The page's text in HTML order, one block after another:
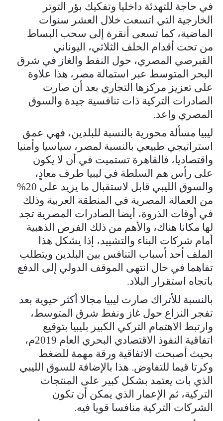
في حاجة للتهدئة داخليا وتفكيك بؤر التوتر
الخارجية التي اتسعت خلال العشر سنوات
الماضية، كما تسعى أنقرة إلى سحب البساط
من تحت أقدام الحلف الثلاثي، اليوناني
القبرصي المصري، حول النفط والغاز في شرق
البحر المتوسط عبر استمالة مصر، هذا علاوة
على تعزيز مركزها التجاري بعد أن صارت
الصادرات التركية ذات تنافسية جيدة والسوق
المصري واعد.
ليبيا مسألة محورية بالنسبة للبلدين، فهي عمق
استراتيجي طبيعي بالنسبة لمصر، سياسيا وأمنيا
واقتصاديا، فالقاهرة تستميت في أن لا يكون
على رأس هم السلطة في ليبيا طرف معادٍ،
والسوق الليبي قابل لاستقبال ما يزيد على 20%
من العمالة المصرية في المنطقة العربية وذلك
في أوقات الذروة، أيضا الصادرات المصرية تجد
لها مكانا هناك، والأهم من ذلك الفرص الذهبية
أمام شركات البناء والتشييد، إذا يشكل هذا
الملف أحد أسباب التنافس بين البلدين ويتطلب
تفاهما في حال انتهى الموقف الدولي إلى الدفع
باتجاه استقرار البلاد.
بالنسبة للأتراك صارت ليبيا مجالا أكثر حيوية بعد
تفجر النزاع حول غاز ونفط شرق المتوسط،
وارتبط الاهتمام التركي الكبير بليبيا بتوقيع
اتفاقية النفوذ الاقتصادي البحري العام 2019م،
بحيث أصبحت الاتفاقية ورقة مهمة للضغط
وكرتا قيما للتفاوض. هذا بالإضافة للسوق الليبي
الذي بات يعتمد بشكل كبير على المنتجات
التركية، ثم الإعمار الذي يمكن أن تكون
الشركات التركية منافسا قويا فيه.